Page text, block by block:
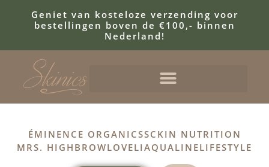
Geniet van kosteloze verzending voor
bestellingen boven de €100,- binnen
Nederland!
ÉMINENCE ORGANICSSCKIN NUTRITION
MRS. HIGHBROWLOVELIAQUALINELIFESTYLE